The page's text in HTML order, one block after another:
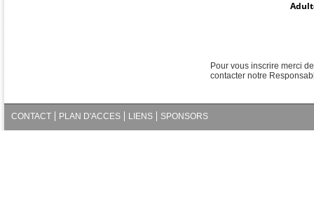
Pour vous inscrire merci
contacter notre
CONTACT PLAN D'ACCES LIENS SPONSORS